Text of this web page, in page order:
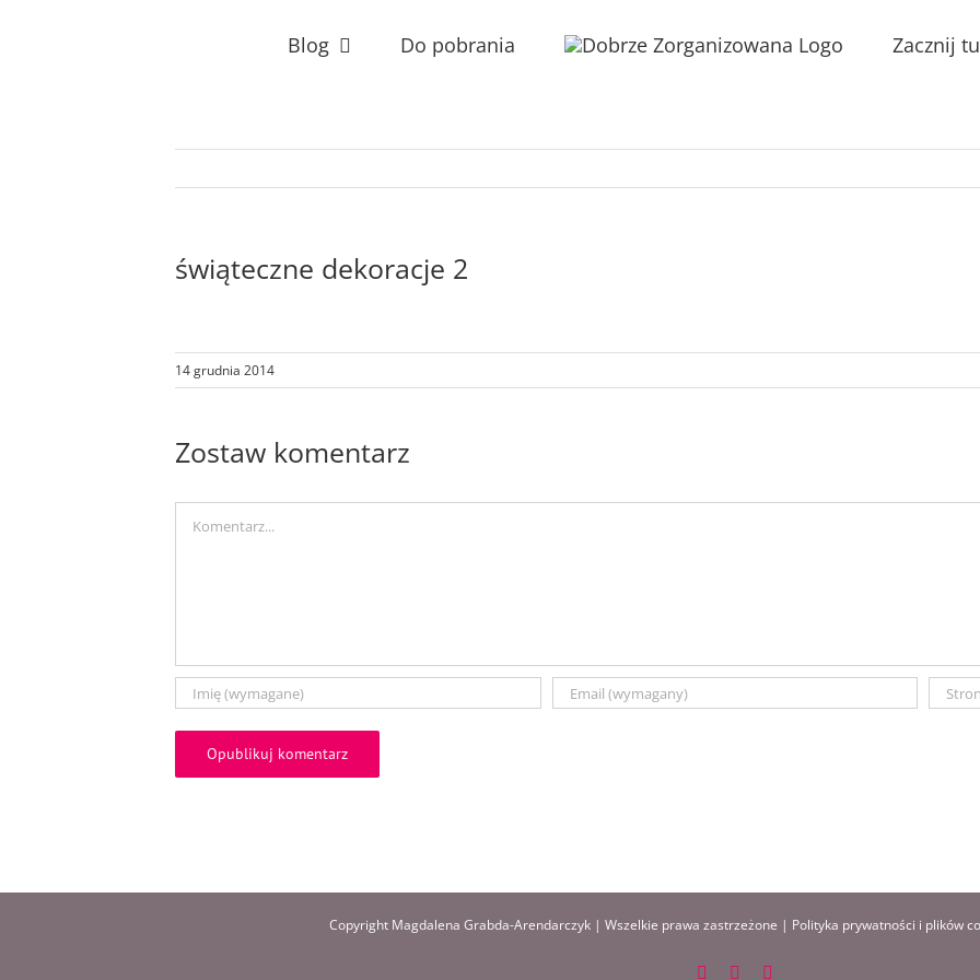
Blog Do pobrania Zacznij
świąteczne dekoracje 2
14 grudnia 2014
Zostaw komentarz
Copyright Magdalena Grabda-Arendarczyk | Wszelkie prawa zastrzeżone | Polityka prywatności i plików
FacebookInstagram